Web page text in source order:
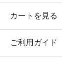
カートを見る
ご利用ガイド